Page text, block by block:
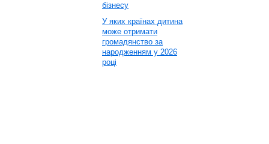
бізнесу
У яких країнах дитина
може отримати
громадянство за
народженням у 2026
році